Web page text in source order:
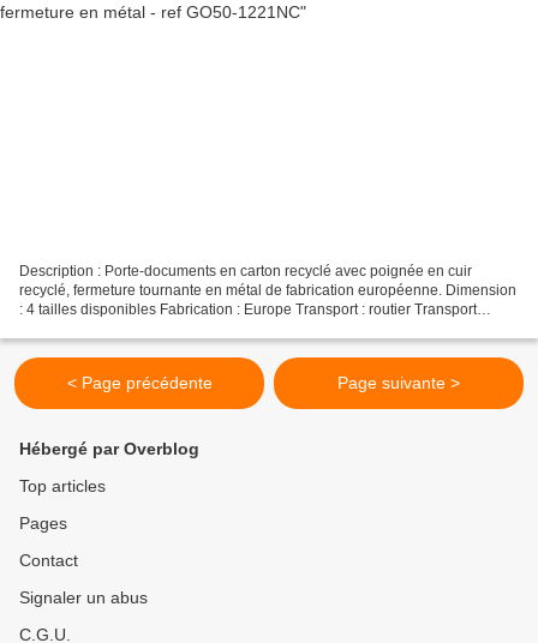
Description : Porte-documents en carton recyclé avec poignée en cuir
recyclé, fermeture tournante en métal de fabrication européenne. Dimension
: 4 tailles disponibles Fabrication : Europe Transport : routier Transport
< Page précédente Page suivante >
Hébergé par Overblog
Top articles
Pages
Contact
Signaler un abus
C.G.U.